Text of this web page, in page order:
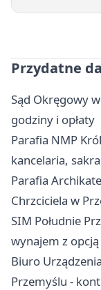
Przydatne
Sąd Okręgowy
godziny i opłaty
Parafia NMP
kancelaria,
Parafia
Chrzciciela w
SIM Południe
wynajem z
Biuro
Przemyślu -